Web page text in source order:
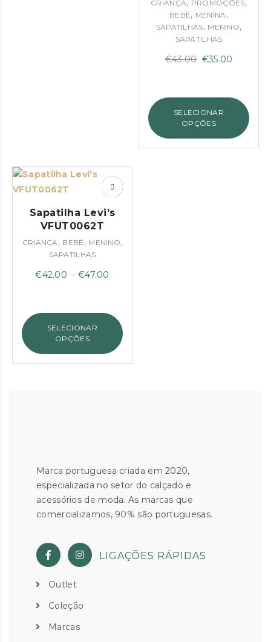
CRIANÇA, PROMOÇÕES,
BEBÉ, MENINA,
SAPATILHAS, MENINO,
SAPATILHAS
€43.00 O
€43.00.
€35.00
é:
€35.00.
SELECIONAR
OPÇÕES
Sapatilha Levi’s
VFUT0062T
CRIANÇA, BEBÉ , MENINO,
SAPATILHAS
€42.00 – €47.00
through
€47.00
SELECIONAR
OPÇÕES
Marca portuguesa criada em 2020,
especializada no setor do calçado e
acessórios de moda. As marcas que
comercializamos, 90% são portuguesas.
LIGAÇÕES RÁPIDAS
Outlet
Coleção
Marcas